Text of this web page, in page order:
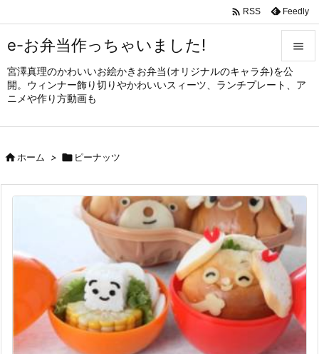
e-お弁当作っちゃいました!
宮澤真理のかわいいお絵かきお弁当(オリジナルのキャラ弁)を公
開。ウィンナー飾り切りやかわいいスィーツ、ランチプレート、ア
ニメや作り方動画も


メニュ
サイド


 RSS Feedly
ホーム >  ピーナッツ